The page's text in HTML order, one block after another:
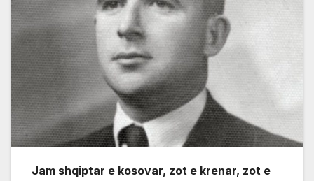
Jam shqiptar e kosovar, zot e krenar, zot e